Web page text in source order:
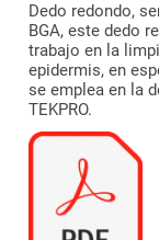
Dedo redondo,
BGA, este dedo
trabajo en la
epidermis, en
se emplea en la
TEKPRO.